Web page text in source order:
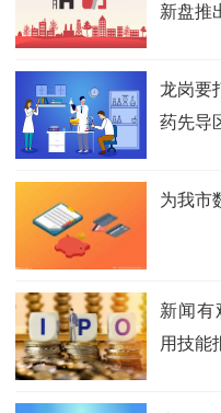
新盘推
龙岗要
药先导
为我市
新闻有
用技能